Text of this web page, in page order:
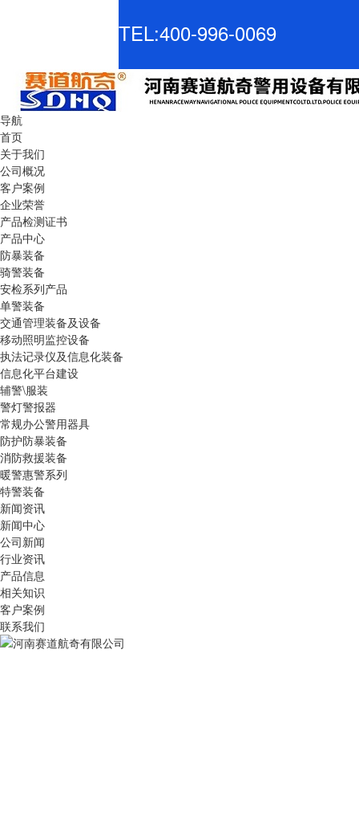
TEL:400-996-0069
导航
首页
关于我们
公司概况
客户案例
企业荣誉
产品检测证书
产品中心
防暴装备
骑警装备
安检系列产品
单警装备
交通管理装备及设备
移动照明监控设备
执法记录仪及信息化装备
信息化平台建设
辅警\服装
警灯警报器
常规办公警用器具
防护防暴装备
消防救援装备
暖警惠警系列
特警装备
新闻资讯
新闻中心
公司新闻
行业资讯
产品信息
相关知识
客户案例
联系我们